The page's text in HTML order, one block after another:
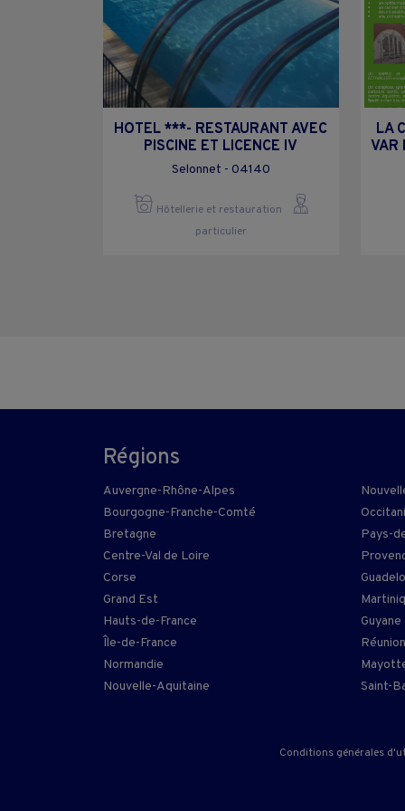
HOTEL ***- RESTAURANT AVEC
PISCINE ET LICENCE IV
Selonnet - 04140
Hôtellerie et restauration
particulier
LA
VAR
Régions
Auvergne-Rhône-Alpes
Bourgogne-Franche-Comté
Bretagne
Centre-Val de Loire
Corse
Grand Est
Hauts-de-France
Île-de-France
Normandie
Nouvelle-Aquitaine
Pays-
Guyane
Réunion
Saint-
Conditions générales